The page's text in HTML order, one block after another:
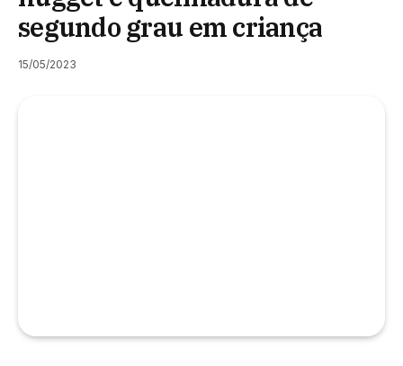
segundo grau em criança
15/05/2023